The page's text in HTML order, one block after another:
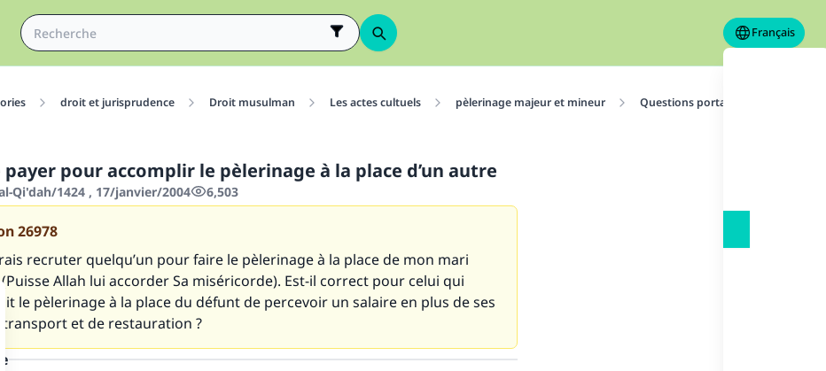
Français
droit et jurisprudence Droit musulman Les actes cultuels pèlerinage majeur et mineur Questions portant sur le pèlerinage
payer pour accomplir le pèlerinage à la place d’un autre
Qi'dah/1424 , 17/janvier/2004 6,503
26978
recruter quelqu’un pour faire le pèlerinage à la place de mon mari
Allah lui accorder Sa miséricorde). Est-il correct pour celui qui
le pèlerinage à la place du défunt de percevoir un salaire en plus de ses
transport et de restauration ?